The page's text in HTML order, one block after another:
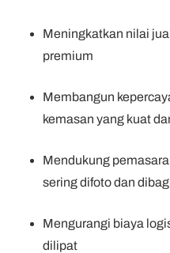
Meningkatkan nilai
premium
Membangun
kemasan yang kuat
Mendukung
sering difoto dan
Mengurangi biaya
dilipat